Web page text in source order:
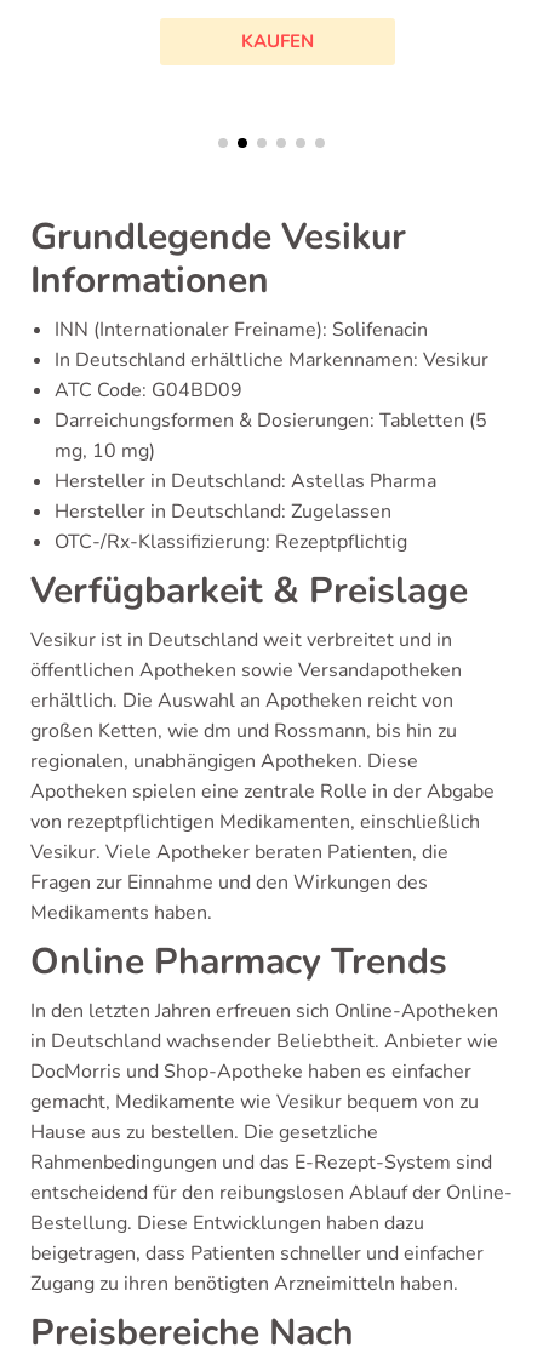
KAUFEN
Grundlegende Vesikur
Informationen
INN (Internationaler Freiname): Solifenacin
In Deutschland erhältliche Markennamen: Vesikur
ATC Code: G04BD09
Darreichungsformen & Dosierungen: Tabletten (5
mg, 10 mg)
Hersteller in Deutschland: Astellas Pharma
Hersteller in Deutschland: Zugelassen
OTC-/Rx-Klassifizierung: Rezeptpflichtig
Verfügbarkeit & Preislage
Vesikur ist in Deutschland weit verbreitet und in
öffentlichen Apotheken sowie Versandapotheken
erhältlich. Die Auswahl an Apotheken reicht von
großen Ketten, wie dm und Rossmann, bis hin zu
regionalen, unabhängigen Apotheken. Diese
Apotheken spielen eine zentrale Rolle in der Abgabe
von rezeptpflichtigen Medikamenten, einschließlich
Vesikur. Viele Apotheker beraten Patienten, die
Fragen zur Einnahme und den Wirkungen des
Medikaments haben.
Online Pharmacy Trends
In den letzten Jahren erfreuen sich Online-Apotheken
in Deutschland wachsender Beliebtheit. Anbieter wie
DocMorris und Shop-Apotheke haben es einfacher
gemacht, Medikamente wie Vesikur bequem von zu
Hause aus zu bestellen. Die gesetzliche
Rahmenbedingungen und das E-Rezept-System sind
entscheidend für den reibungslosen Ablauf der Online-
Bestellung. Diese Entwicklungen haben dazu
beigetragen, dass Patienten schneller und einfacher
Zugang zu ihren benötigten Arzneimitteln haben.
Preisbereiche Nach